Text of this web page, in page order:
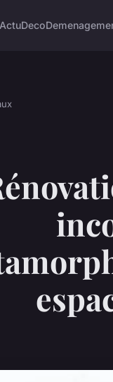
ActuDeco